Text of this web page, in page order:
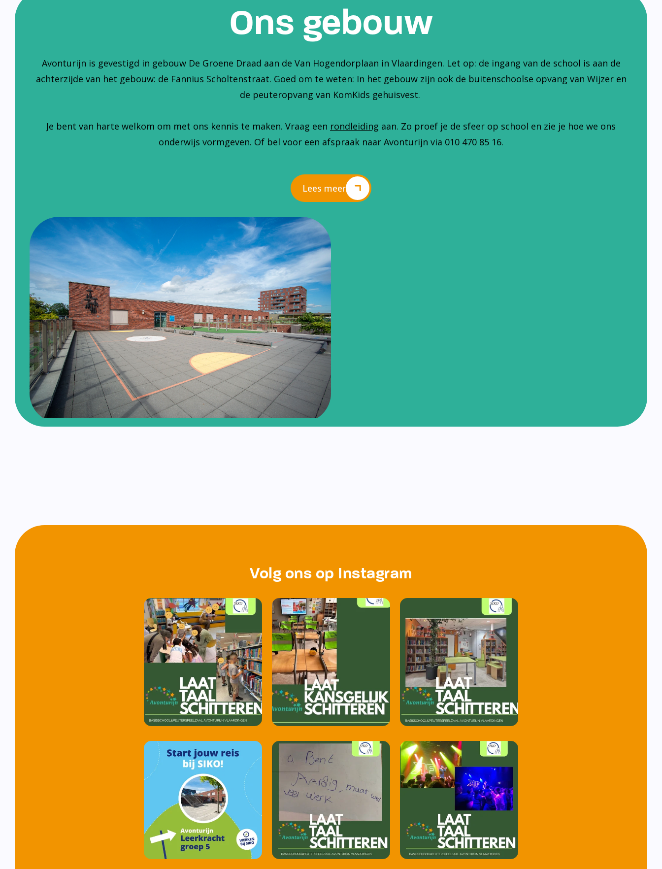
Ons gebouw
Avonturijn is gevestigd in gebouw De Groene Draad aan de Van Hogendorplaan in Vlaardingen. Let op: de ingang van de school is aan de
achterzijde van het gebouw: de Fannius Scholtenstraat. Goed om te weten: In het gebouw zijn ook de buitenschoolse opvang van Wijzer en
de peuteropvang van KomKids gehuisvest.
Je bent van harte welkom om met ons kennis te maken. Vraag een rondleiding aan. Zo proef je de sfeer op school en zie je hoe we ons
onderwijs vormgeven. Of bel voor een afspraak naar Avonturijn via 010 470 85 16.
Lees meer
Volg ons op Instagram